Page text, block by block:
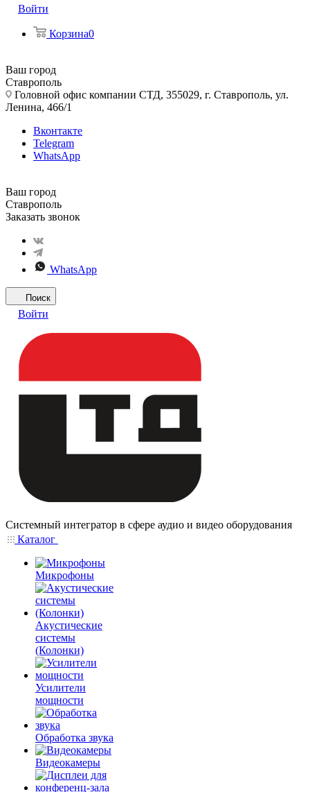
Войти
Корзина0
Ваш город
Ставрополь
Головной офис компании СТД, 355029, г. Ставрополь, ул.
Ленина, 466/1
Вконтакте
Telegram
WhatsApp
Ваш город
Ставрополь
Заказать звонок
WhatsApp
Поиск
Войти
Системный интегратор в сфере аудио и видео оборудования
Каталог
Микрофоны
Акустические
системы
(Колонки)
Усилители
мощности
Обработка звука
Видеокамеры